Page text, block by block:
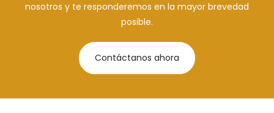
nosotros y te responderemos en la mayor brevedad
posible.
Contáctanos ahora